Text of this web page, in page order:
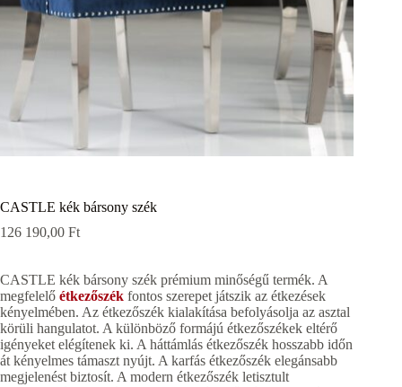
CASTLE kék bársony szék
126 190,00 Ft
CASTLE kék bársony szék prémium minőségű termék. A
megfelelő étkezőszék fontos szerepet játszik az étkezések
kényelmében. Az étkezőszék kialakítása befolyásolja az asztal
körüli hangulatot. A különböző formájú étkezőszékek eltérő
igényeket elégítenek ki. A háttámlás étkezőszék hosszabb időn
át kényelmes támaszt nyújt. A karfás étkezőszék elegánsabb
megjelenést biztosít. A modern étkezőszék letisztult